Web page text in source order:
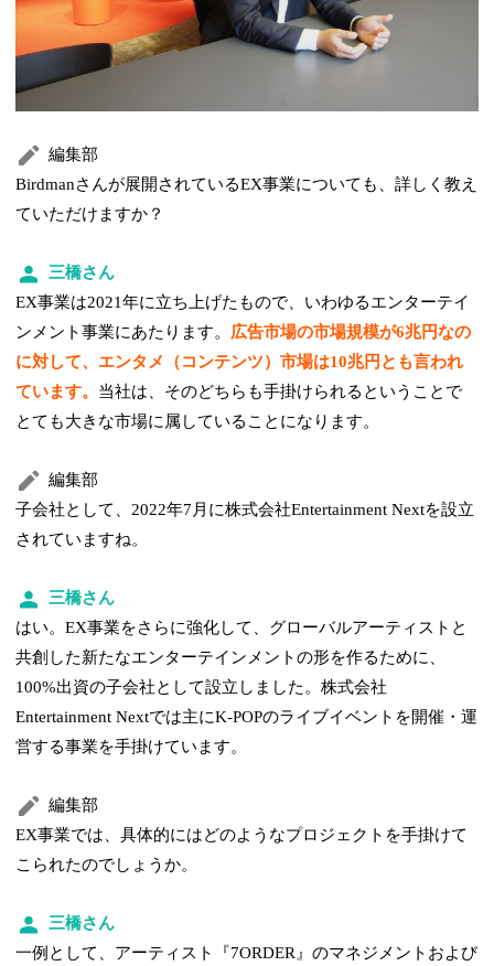
編集部
Birdmanさんが展開されているEX事業についても、詳しく教え
ていただけますか？
三橋さん
EX事業は2021年に立ち上げたもので、いわゆるエンターテイ
ンメント事業にあたります。 広告市場の市場規模が6兆円なの
に対して、エンタメ（コンテンツ）市場は10兆円とも言われ
ています。 当社は、そのどちらも手掛けられるということで
とても大きな市場に属していることになります。
編集部
子会社として、2022年7月に株式会社Entertainment Nextを設立
されていますね。
三橋さん
はい。EX事業をさらに強化して、グローバルアーティストと
共創した新たなエンターテインメントの形を作るために、
100%出資の子会社として設立しました。株式会社
Entertainment Nextでは主にK-POPのライブイベントを開催・運
営する事業を手掛けています。
編集部
EX事業では、具体的にはどのようなプロジェクトを手掛けて
こられたのでしょうか。
三橋さん
一例として、アーティスト『7ORDER』のマネジメントおよび